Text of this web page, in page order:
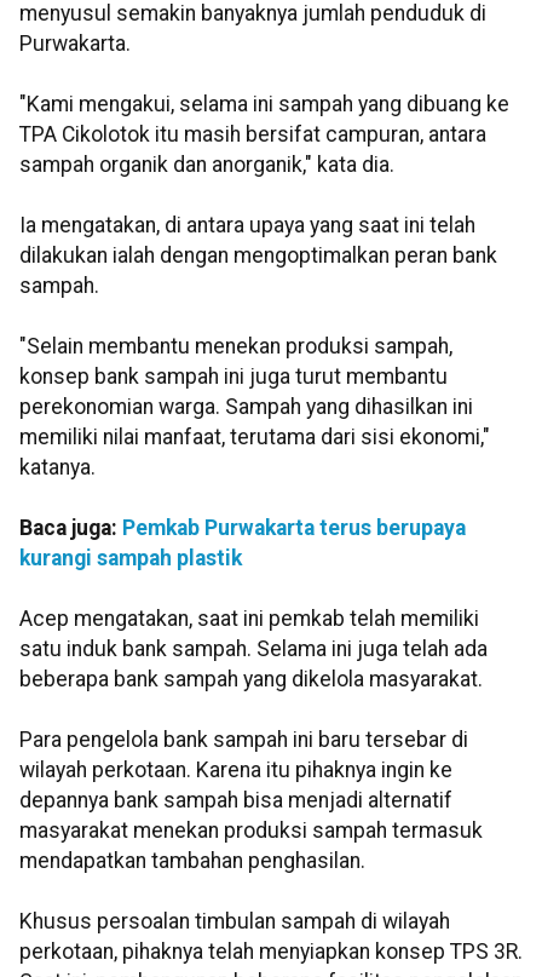
menyusul semakin banyaknya jumlah penduduk di
Purwakarta.
"Kami mengakui, selama ini sampah yang dibuang ke
TPA Cikolotok itu masih bersifat campuran, antara
sampah organik dan anorganik," kata dia.
Ia mengatakan, di antara upaya yang saat ini telah
dilakukan ialah dengan mengoptimalkan peran bank
sampah.
"Selain membantu menekan produksi sampah,
konsep bank sampah ini juga turut membantu
perekonomian warga. Sampah yang dihasilkan ini
memiliki nilai manfaat, terutama dari sisi ekonomi,"
katanya.
Baca juga: Pemkab Purwakarta terus berupaya
kurangi sampah plastik
Acep mengatakan, saat ini pemkab telah memiliki
satu induk bank sampah. Selama ini juga telah ada
beberapa bank sampah yang dikelola masyarakat.
Para pengelola bank sampah ini baru tersebar di
wilayah perkotaan. Karena itu pihaknya ingin ke
depannya bank sampah bisa menjadi alternatif
masyarakat menekan produksi sampah termasuk
mendapatkan tambahan penghasilan.
Khusus persoalan timbulan sampah di wilayah
perkotaan, pihaknya telah menyiapkan konsep TPS 3R.